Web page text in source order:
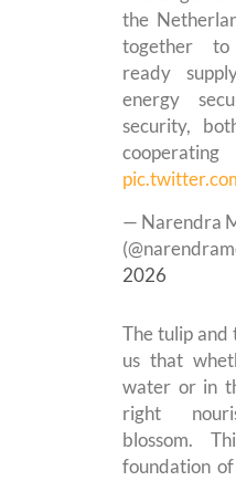
the
together
ready
energy
security,
— Narendra
2026
The tulip and
us that
water or in
right
blossom.
foundation